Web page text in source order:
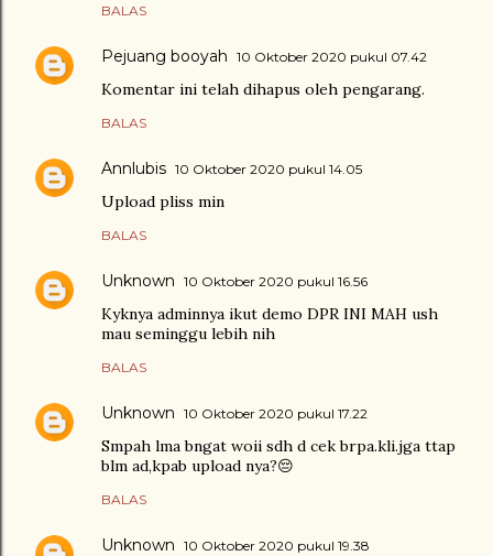
BALAS
Pejuang booyah 10 Oktober 2020 pukul 07.42
Komentar ini telah dihapus oleh pengarang.
BALAS
Annlubis 10 Oktober 2020 pukul 14.05
Upload pliss min
BALAS
Unknown 10 Oktober 2020 pukul 16.56
Kyknya adminnya ikut demo DPR INI MAH ush
mau seminggu lebih nih
BALAS
Unknown 10 Oktober 2020 pukul 17.22
Smpah lma bngat woii sdh d cek brpa.kli.jga ttap
blm ad,kpab upload nya?😔
BALAS
Unknown 10 Oktober 2020 pukul 19.38